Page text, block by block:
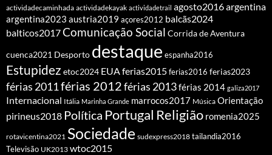
actividadecaminhada actividadekayak actividadetrail agosto2016argentina
argentina2023 austria2019 açores2012 balcãs2024
balticos2017Comunicação Social Corrida de Aventura
cuenca2021 Desporto destaque espanha2016
Estupidez etoc2024 EUAferias2015ferias2016 ferias2023
férias 2011férias 2012férias 2013férias 2014 galiza2017
Internacional Itália Marinha Grande marrocos2017 Música Orientação
pirineus2018 Política Portugal Religião romenia2025
rotavicentina2021 Sociedade sudexpress2018 tailandia2016
Televisão UK2013 wtoc2015